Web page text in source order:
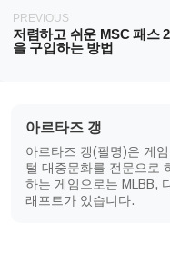
PREVIOUS
저렴하고 쉬운 MSC 패스
을 구입하는 방법
아르타즈 갱
아르타즈 갱(필명)은 게
털 대중문화를 전문으로
하는 게임으로는 MLBB,
래프트가 있습니다.